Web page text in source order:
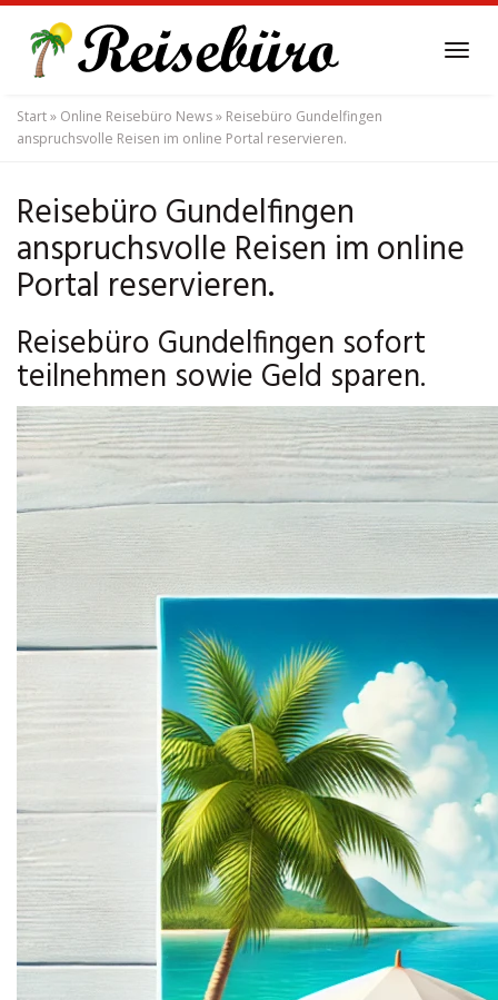
main
content
Start» Online Reisebüro News» Reisebüro Gundelfingen
anspruchsvolle Reisen im online Portal reservieren.
Reisebüro Gundelfingen
anspruchsvolle Reisen im online
Portal reservieren.
Reisebüro Gundelfingen sofort
teilnehmen sowie Geld sparen.